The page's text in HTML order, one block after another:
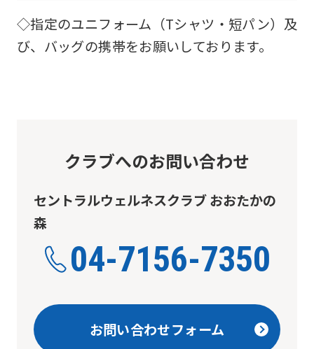
◇指定のユニフォーム（Tシャツ・短パン）及
び、バッグの携帯をお願いしております。
クラブへのお問い合わせ
セントラルウェルネスクラブ おおたかの
森
04-7156-7350
お問い合わせフォーム